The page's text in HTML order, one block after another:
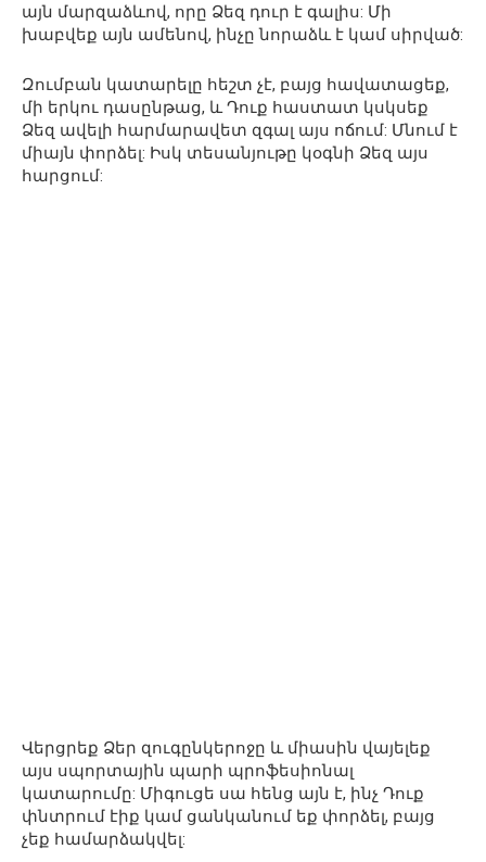
այն մարզաձևով, որը Ձեզ դուր է գալիս: Մի
խաբվեք այն ամենով, ինչը նորաձև է կամ սիրված:
Զումբան կատարելը հեշտ չէ, բայց հավատացեք,
մի երկու դասընթաց, և Դուք հաստատ կսկսեք
Ձեզ ավելի հարմարավետ զգալ այս ոճում: Մնում է
միայն փորձել: Իսկ տեսանյութը կօգնի Ձեզ այս
հարցում:
Վերցրեք Ձեր զուգընկերոջը և միասին վայելեք
այս սպորտային պարի պրոֆեսիոնալ
կատարումը: Միգուցե սա հենց այն է, ինչ Դուք
փնտրում էիք կամ ցանկանում եք փորձել, բայց
չեք համարձակվել: